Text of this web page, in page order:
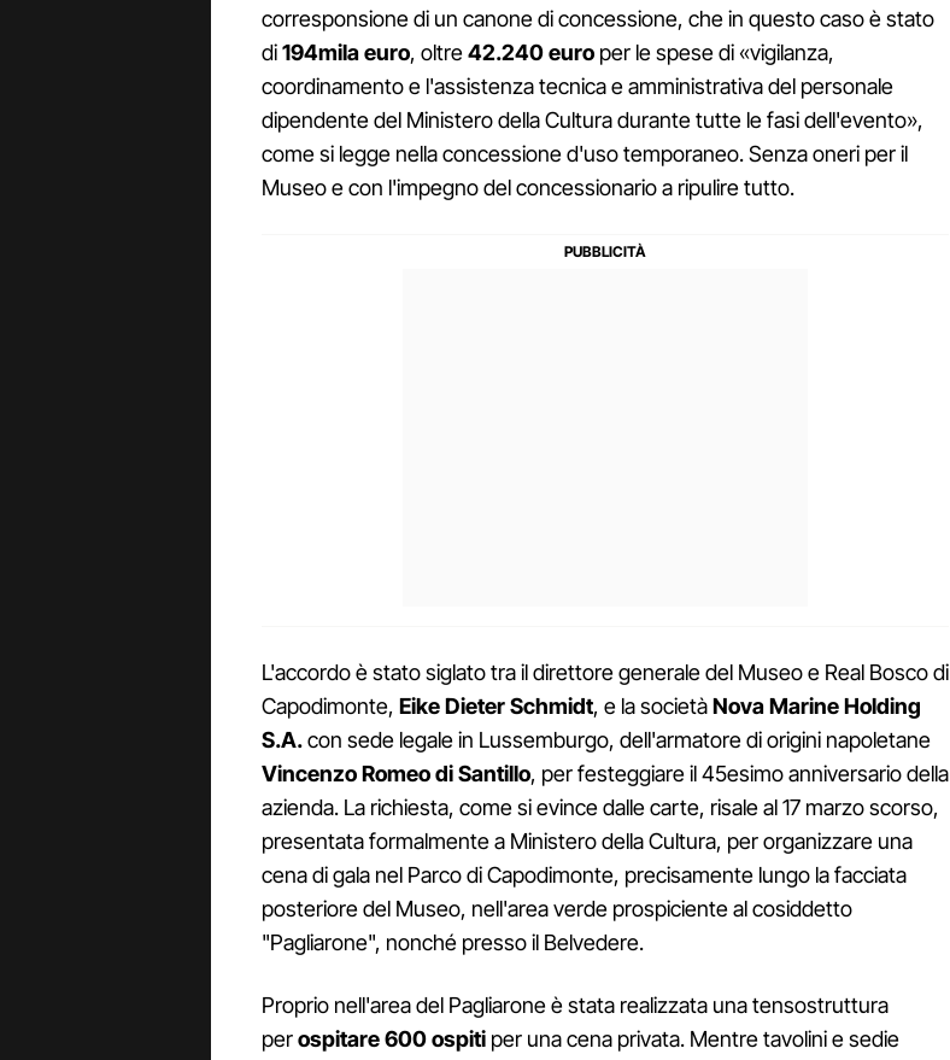
corresponsione di un canone di concessione, che in questo caso è stato
di194mila euro, oltre42.240 euro per le spese di «vigilanza,
coordinamento e l'assistenza tecnica e amministrativa del personale
dipendente del Ministero della Cultura durante tutte le fasi dell'evento»,
come si legge nella concessione d'uso temporaneo. Senza oneri per il
Museo e con l'impegno del concessionario a ripulire tutto.
L'accordo è stato siglato tra il direttore generale del Museo e Real Bosco di
Capodimonte, Eike Dieter Schmidt, e la societàNova Marine Holding
S.A.con sede legale in Lussemburgo, dell'armatore di origini napoletane
Vincenzo Romeo di Santillo, per festeggiare il 45esimo anniversario della
azienda. La richiesta, come si evince dalle carte, risale al 17 marzo scorso,
presentata formalmente a Ministero della Cultura, per organizzare una
cena di gala nel Parco di Capodimonte, precisamente lungo la facciata
posteriore del Museo, nell'area verde prospiciente al cosiddetto
"Pagliarone", nonché presso il Belvedere.
Proprio nell'area del Pagliarone è stata realizzata una tensostruttura
perospitare 600 ospiti per una cena privata. Mentre tavolini e sedie